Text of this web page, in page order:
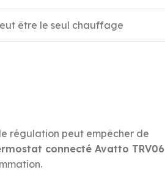
être le seul chauffage
régulation peut empêcher de
connecté Avatto TRV06